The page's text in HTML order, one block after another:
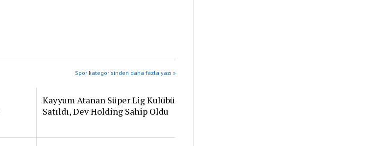
Spor kategorisinden daha fazla yazı »
Kayyum Atanan Süper Lig Kulübü
Satıldı, Dev Holding Sahip Oldu